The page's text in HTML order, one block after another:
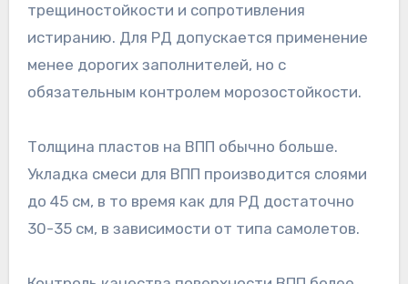
трещиностойкости и сопротивления
истиранию. Для РД допускается применение
менее дорогих заполнителей, но с
обязательным контролем морозостойкости.
Толщина пластов на ВПП обычно больше.
Укладка смеси для ВПП производится слоями
до 45 см, в то время как для РД достаточно
30-35 см, в зависимости от типа самолетов.